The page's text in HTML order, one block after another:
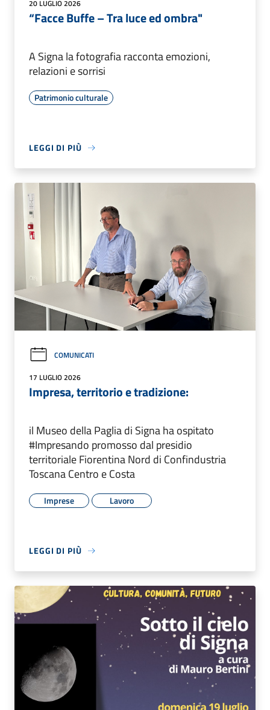
20 LUGLIO 2026
“Facce Buffe – Tra luce ed ombra"
A Signa la fotografia racconta emozioni,
relazioni e sorrisi
Patrimonio culturale
LEGGI DI PIÙ
COMUNICATI
17 LUGLIO 2026
Impresa, territorio e tradizione:
il Museo della Paglia di Signa ha ospitato
#Impresando promosso dal presidio
territoriale Fiorentina Nord di Confindustria
Toscana Centro e Costa
Imprese Lavoro
LEGGI DI PIÙ